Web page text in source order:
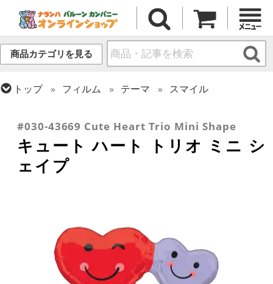
商品カテゴリを見る
トップ フィルム テーマ
スマイル
#030-43669 Cute Heart Trio Mini Shape
キュート ハート トリオ ミニ シ
ェイプ